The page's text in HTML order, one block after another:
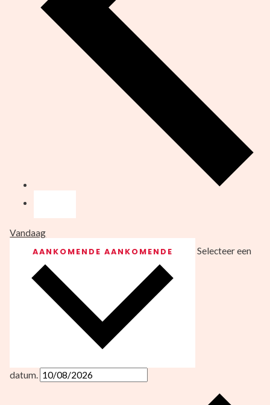
Vandaag
AANKOMENDE AANKOMENDE Selecteer een
datum.